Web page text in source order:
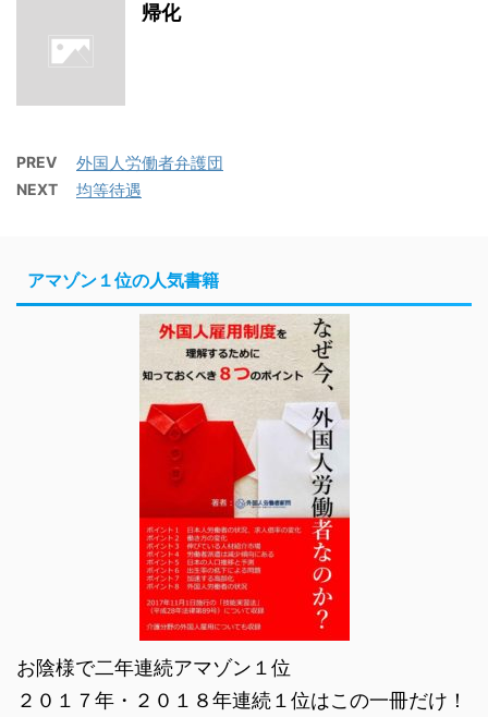
帰化
PREV 外国人労働者弁護団
NEXT 均等待遇
アマゾン１位の人気書籍
お陰様で二年連続アマゾン１位
２０１７年・２０１８年連続１位はこの一冊だけ！